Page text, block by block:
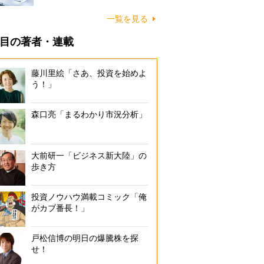
一覧を見る
の著者・連載
藤川里絵「さあ、投資を始めよ
う！」
森口亮「まるわかり市況分析」
大前研一「ビジネス新大陸」の
歩き方
投資ノウハウ満載コミック「俺
がカブ番長！」
戸松信博の明日の爆騰株を探
せ！